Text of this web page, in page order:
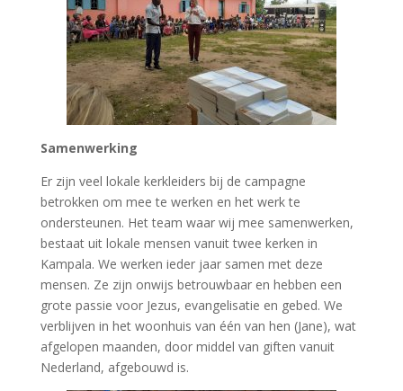
Samenwerking
Er zijn veel lokale kerkleiders bij de campagne
betrokken om mee te werken en het werk te
ondersteunen. Het team waar wij mee samenwerken,
bestaat uit lokale mensen vanuit twee kerken in
Kampala. We werken ieder jaar samen met deze
mensen. Ze zijn onwijs betrouwbaar en hebben een
grote passie voor Jezus, evangelisatie en gebed. We
verblijven in het woonhuis van één van hen (Jane), wat
afgelopen maanden, door middel van giften vanuit
Nederland, afgebouwd is.